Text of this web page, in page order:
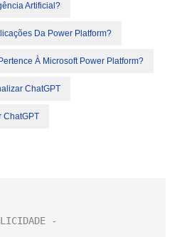
Artificial?
Da Power Platform?
À Microsoft Power Platform?
ChatGPT
ChatGPT